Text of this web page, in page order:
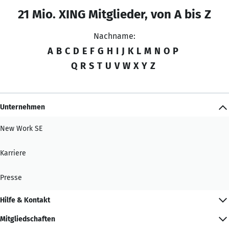
21 Mio. XING Mitglieder, von A bis Z
Nachname:
A B C D E F G H I J K L M N O P
Q R S T U V W X Y Z
Unternehmen
New Work SE
Karriere
Presse
Hilfe & Kontakt
Mitgliedschaften